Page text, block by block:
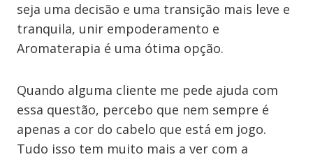
seja uma decisão e uma transição mais leve e
tranquila, unir empoderamento e
Aromaterapia é uma ótima opção.
Quando alguma cliente me pede ajuda com
essa questão, percebo que nem sempre é
apenas a cor do cabelo que está em jogo.
Tudo isso tem muito mais a ver com a